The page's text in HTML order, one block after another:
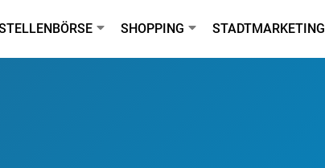
SHOPPING STADTMARKETING